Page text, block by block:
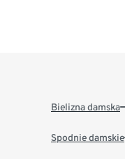
Bielizna damska
Spodnie damskie